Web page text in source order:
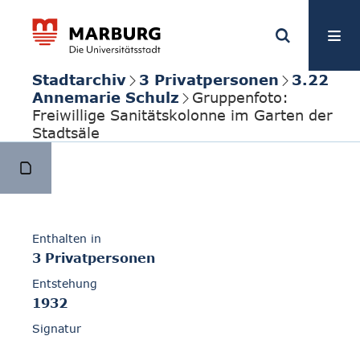
Stadtarchiv 3 Privatpersonen
3.22
Annemarie Schulz
Gruppenfoto:
Freiwillige Sanitätskolonne im Garten der
Stadtsäle
Enthalten in
3 Privatpersonen
Entstehung
1932
Signatur